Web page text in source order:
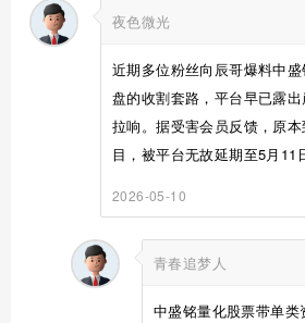
夜色微光
近期多位粉丝向辰哥爆料中
盘的收割套路，平台早已露
拉响。据受害会员反馈，原
目，被平台无故延期至5月11
2026-05-10
青春追梦人
中盛铭量化股票带单